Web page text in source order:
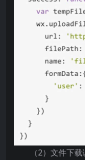
（2）文件下